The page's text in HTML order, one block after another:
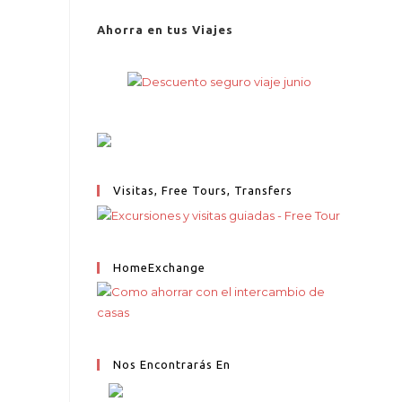
Ahorra en tus Viajes
Visitas, Free Tours, Transfers
HomeExchange
Nos Encontrarás En